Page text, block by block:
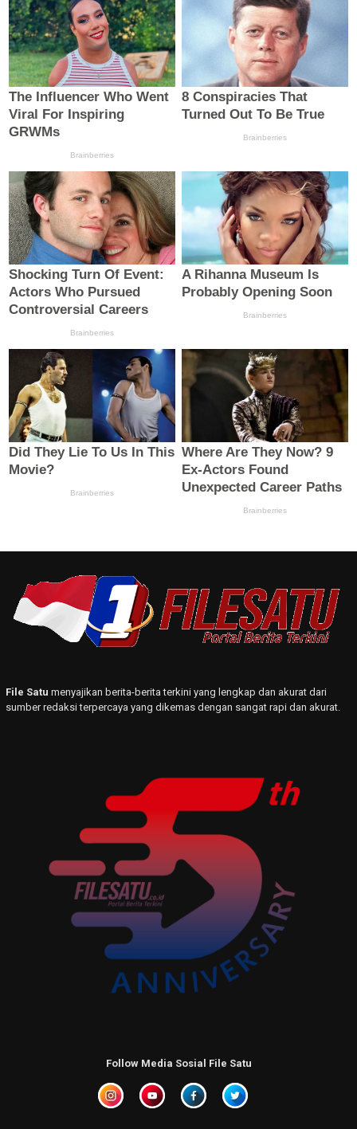
File Satu menyajikan berita-berita terkini yang lengkap dan akurat dari
sumber redaksi terpercaya yang dikemas dengan sangat rapi dan akurat.
Follow Media Sosial File Satu